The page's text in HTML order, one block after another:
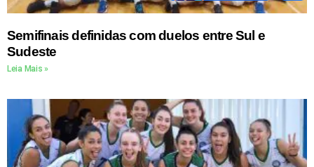
Semifinais definidas com duelos entre Sul e
Sudeste
Leia Mais »